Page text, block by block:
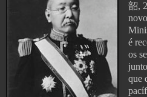
韶,
é
os
que